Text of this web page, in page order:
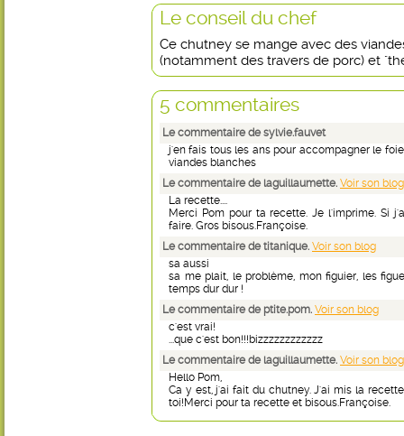
Le conseil du chef
Ce chutney se mange avec des
(notamment des travers de porc) et
5 commentaires
Le commentaire de sylvie.fauvet
j'en fais tous les ans pour accompagner le
viandes blanches
Le commentaire de laguillaumette. Voir son blog
La recette....
Merci Pom pour ta recette. Je l'imprime. Si
faire. Gros bisous.Françoise.
Le commentaire de titanique. Voir son blog
sa aussi
sa me plait, le problème, mon figuier, les
temps dur dur !
Le commentaire de ptite.pom. Voir son blog
c'est vrai!
...que c'est bon!!!bizzzzzzzzzzzz
Le commentaire de laguillaumette. Voir son blog
Hello Pom,
Ca y est, j'ai fait du chutney. J'ai mis la
toi!Merci pour ta recette et bisous.Françoise.